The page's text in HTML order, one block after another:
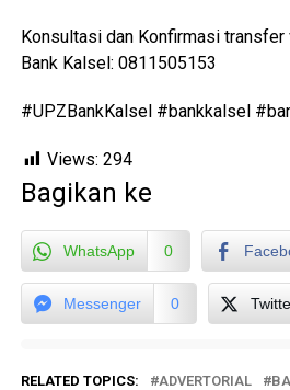
Konsultasi dan Konfirmasi transfer
Bank Kalsel: 0811505153
#UPZBankKalsel #bankkalsel
Views: 294
Bagikan ke
WhatsApp 0
Messenger 0
RELATED TOPICS: ADVERTORIAL